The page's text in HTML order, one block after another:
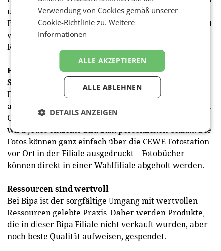
und Heizen. Dadurch entfällt der Einsatz fossiler
Brennstoffe, die Beleuchtung braucht rund 50 Prozent
weniger Strom und sorgt so für eine deutliche
Reduktion an CO2 Emissionen.
Einkaufserlebnis mit zusätzlichen
Serviceleistungen
Die neue Bipa Filiale ist mit einer CEWE Fotostation
ausgestattet. Durch die große Anzahl an individuellen
Gestaltungsmöglichkeiten, Formaten und Einbänden
wird jedes einzelne Bild zum persönlichen Unikat. Die
Fotos können ganz einfach über die CEWE Fotostation
vor Ort in der Filiale ausgedruckt – Fotobücher
können direkt in einer Wahlfiliale abgeholt werden.
Ressourcen sind wertvoll
Bei Bipa ist der sorgfältige Umgang mit wertvollen
Ressourcen gelebte Praxis. Daher werden Produkte,
die in dieser Bipa Filiale nicht verkauft wurden, aber
noch beste Qualität aufweisen, gespendet.
Verwendung von Cookies gemäß unserer
Cookie-Richtlinie zu.Weitere
Informationen
ALLE AKZEPTIEREN
ALLE ABLEHNEN
DETAILS ANZEIGEN